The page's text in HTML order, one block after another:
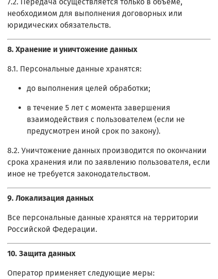
необходимом для выполнения договорных или
юридических обязательств.
8. Хранение и уничтожение данных
8.1. Персональные данные хранятся:
до выполнения целей обработки;
в течение 5 лет с момента завершения
взаимодействия с пользователем (если не
предусмотрен иной срок по закону).
8.2. Уничтожение данных производится по окончании
срока хранения или по заявлению пользователя, если
иное не требуется законодательством.
9. Локализация данных
Все персональные данные хранятся на территории
Российской Федерации.
10. Защита данных
Оператор применяет следующие меры: